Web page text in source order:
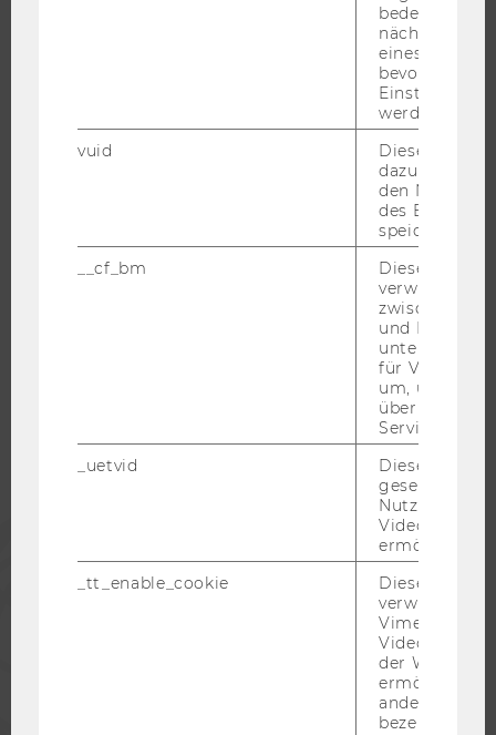
JOBS MIT WU-STUDIUM
ALUMNI
MITARBEITENDE
bedeutet,
nächsten
eines Vimeo-
bevorzugten
werden.
vuid
Dieser
dazu
den
des
speichern.
__cf_bm
Dieses
verwendet,
zwischen
und Bots zu
für Vimeo
um, um
über die
Service zu
_uetvid
Dieses
gesetzt, um
Nutzung des
Videoplayers
ermöglichen
_tt_enable_cookie
Dieses
verwendet,
Vimeo-
der WU-
ermöglichen
andere nicht
bezeichnete